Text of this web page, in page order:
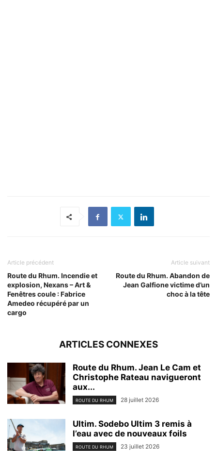
Article précédent
Route du Rhum. Incendie et
explosion, Nexans – Art &
Fenêtres coule : Fabrice
Amedeo récupéré par un
cargo
Article suivant
Route du Rhum. Abandon de
Jean Galfione victime d’un
choc à la tête
ARTICLES CONNEXES
Route du Rhum. Jean Le Cam et
Christophe Rateau navigueront
aux...
ROUTE DU RHUM 28 juillet 2026
Ultim. Sodebo Ultim 3 remis à
l’eau avec de nouveaux foils
ROUTE DU RHUM 23 juillet 2026